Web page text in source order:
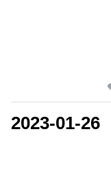
2023-01-26